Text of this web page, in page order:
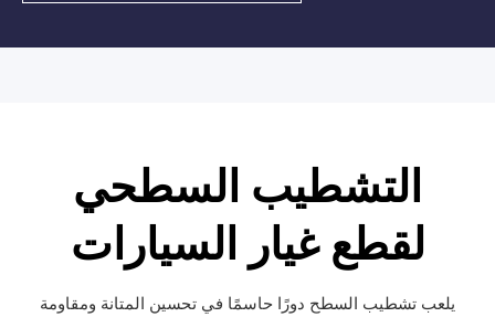
التشطيب السطحي
لقطع غيار السيارات
يلعب تشطيب السطح دورًا حاسمًا في تحسين المتانة ومقاومة